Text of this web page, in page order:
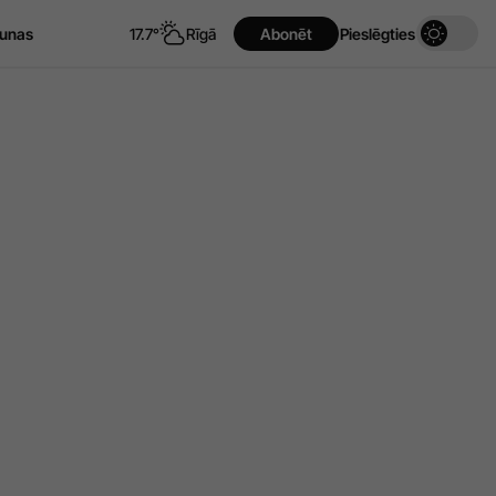
17.7° Rīgā Abonēt Pieslēgties